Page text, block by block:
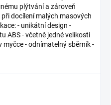
plýtvání a zároveň
docílení malých masových
- unikátní design -
ABS - včetně jedné velikosti
myčce - odnímatelný sběrník -